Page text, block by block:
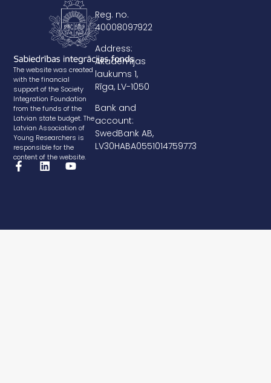
The website was created
with the financial
support of the Society
Integration Foundation
from the funds of the
Latvian state budget. The
Latvian Association of
Young Researchers is
responsible for the
content of the website.
Reg. no.
40008097922
Address:
Akadēmijas
laukums 1,
Rīga, LV-1050
Bank and
account:
SwedBank AB,
LV30HABA0551014759773